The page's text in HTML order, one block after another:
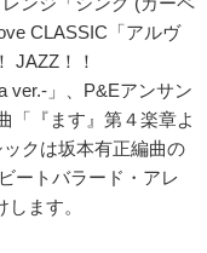
CLASSIC「アルヴ
JAZZ！！
ver.-」、P&Eアンサン
「『ます』第４楽章よ
クは坂本有正編曲の
ートバラード・アレ
ます。